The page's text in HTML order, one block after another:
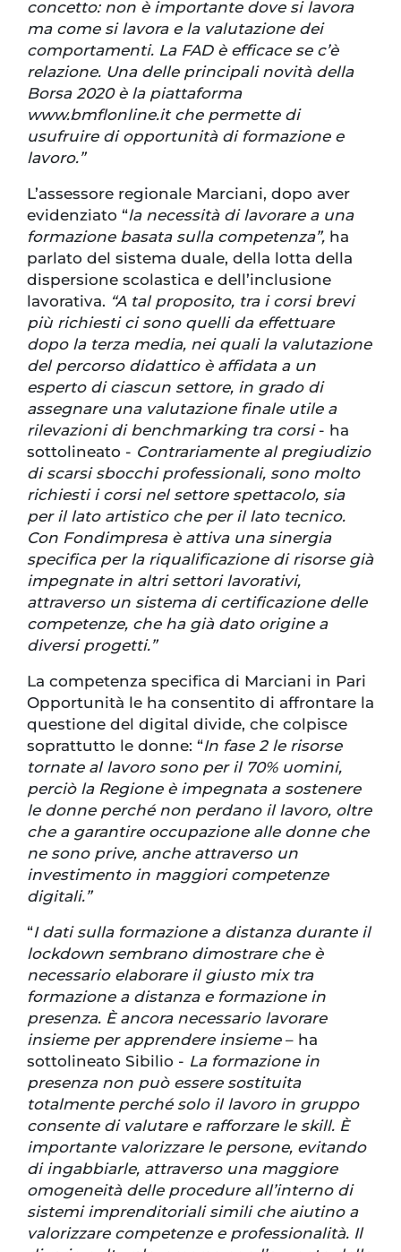
concetto: non è importante dove si lavora
ma come si lavora e la valutazione dei
comportamenti. La FAD è efficace se c’è
relazione. Una delle principali novità della
Borsa 2020 è la piattaforma
www.bmflonline.it che permette di
usufruire di opportunità di formazione e
lavoro.”
L’assessore regionale Marciani, dopo aver
evidenziato “la necessità di lavorare a una
formazione basata sulla competenza”, ha
parlato del sistema duale, della lotta della
dispersione scolastica e dell’inclusione
lavorativa. “A tal proposito, tra i corsi brevi
più richiesti ci sono quelli da effettuare
dopo la terza media, nei quali la valutazione
del percorso didattico è affidata a un
esperto di ciascun settore, in grado di
assegnare una valutazione finale utile a
rilevazioni di benchmarking tra corsi- ha
sottolineato - Contrariamente al pregiudizio
di scarsi sbocchi professionali, sono molto
richiesti i corsi nel settore spettacolo, sia
per il lato artistico che per il lato tecnico.
Con Fondimpresa è attiva una sinergia
specifica per la riqualificazione di risorse già
impegnate in altri settori lavorativi,
attraverso un sistema di certificazione delle
competenze, che ha già dato origine a
diversi progetti.”
La competenza specifica di Marciani in Pari
Opportunità le ha consentito di affrontare la
questione del digital divide, che colpisce
soprattutto le donne: “In fase 2 le risorse
tornate al lavoro sono per il 70% uomini,
perciò la Regione è impegnata a sostenere
le donne perché non perdano il lavoro, oltre
che a garantire occupazione alle donne che
ne sono prive, anche attraverso un
investimento in maggiori competenze
digitali.”
“I dati sulla formazione a distanza durante il
lockdown sembrano dimostrare che è
necessario elaborare il giusto mix tra
formazione a distanza e formazione in
presenza. È ancora necessario lavorare
insieme per apprendere insieme– ha
sottolineato Sibilio - La formazione in
presenza non può essere sostituita
totalmente perché solo il lavoro in gruppo
consente di valutare e rafforzare le skill. È
importante valorizzare le persone, evitando
di ingabbiarle, attraverso una maggiore
omogeneità delle procedure all’interno di
sistemi imprenditoriali simili che aiutino a
valorizzare competenze e professionalità. Il